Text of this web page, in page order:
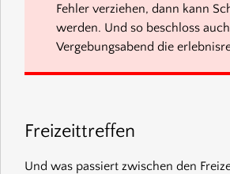
Fehler verziehen, dann kann
werden. Und so beschloss
Vergebungsabend die
Freizeittreffen
Und was passiert zwischen den